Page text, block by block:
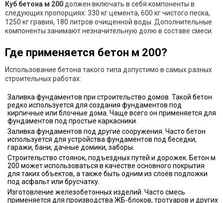
Куб бетона м 200 должен включать в себя компоненты в
следующих пропорциях: 330 кг цемента, 600 кг чистого песка,
1250 кг гравия, 180 литров очищенной воды. Дополнительные
компоненты занимают незначительную долю в составе смеси.
Где применяется бетон м 200?
Использование бетона такого типа допустимо в самых разных
строительных работах:
Заливка фундаментов при строительство домов. Такой бетон
редко используется для создания фундаментов под
кирпичные или блочные дома. Чаще всего он применяется для
фундаментов под простые каркасники.
Заливка фундаментов под другие сооружения. Часто бетон
используется для устройства фундаментов под беседки,
гаражи, бани, дачные домики, заборы.
Строительство стоянок, подъездных путей и дорожек. Бетон м
200 может использоваться в качестве основного покрытия
для таких объектов, а также быть одним из слоёв подложки
под асфальт или брусчатку.
Изготовление железобетонных изделий. Часто смесь
применяется для производства ЖБ-блоков, тротуаров и других